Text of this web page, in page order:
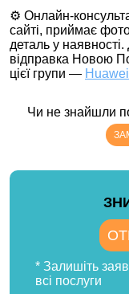
⚙️ Онлайн-
сайті, приймає
деталь у наявності.
відправка Новою
цієї групи —
Чи не знайшли
* Залишіть
всі послуги